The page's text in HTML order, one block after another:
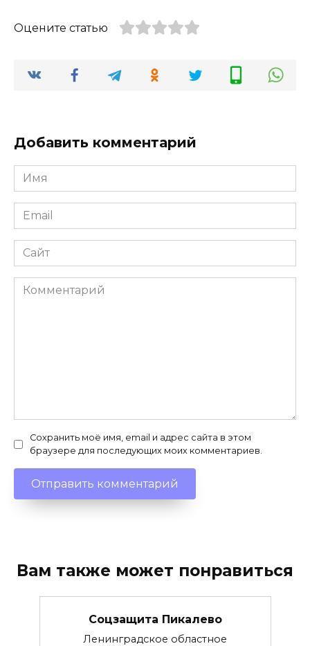
Оцените статью
Добавить комментарий
Имя
*
Email
*
Сайт
Комментарий
Сохранить моё имя, email и адрес сайта в этом
браузере для последующих моих комментариев.
Вам также может понравиться
Соцзащита Пикалево
Ленинградское областное